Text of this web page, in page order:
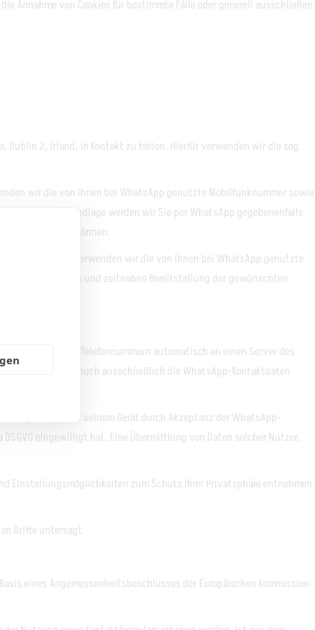
Annahme von Cookies für bestimmte Fälle oder generell ausschließen
Dublin 2, Irland, in Kontakt zu treten. Hierfür verwenden wir die sog.
wir die von Ihnen bei WhatsApp genutzte Mobilfunknummer sowie
Rechtsgrundlage werden wir Sie per WhatsApp gegebenenfalls
zuordnen zu können.
speichern und verwenden wir die von Ihnen bei WhatsApp genutzte
an der effizienten und zeitnahen Bereitstellung der gewünschten
gespeicherte Telefonnummern automatisch an einen Server des
in dessen Adressbuch ausschließlich die WhatsApp-Kontaktdaten
der App auf seinem Gerät durch Akzeptanz der WhatsApp-
eingewilligt hat. Eine Übermittlung von Daten solcher Nutzer,
Einstellungsmöglichkeiten zum Schutz Ihrer Privatsphäre entnehmen
Dritte untersagt.
eines Angemessenheitsbeschlusses der Europäischen Kommission